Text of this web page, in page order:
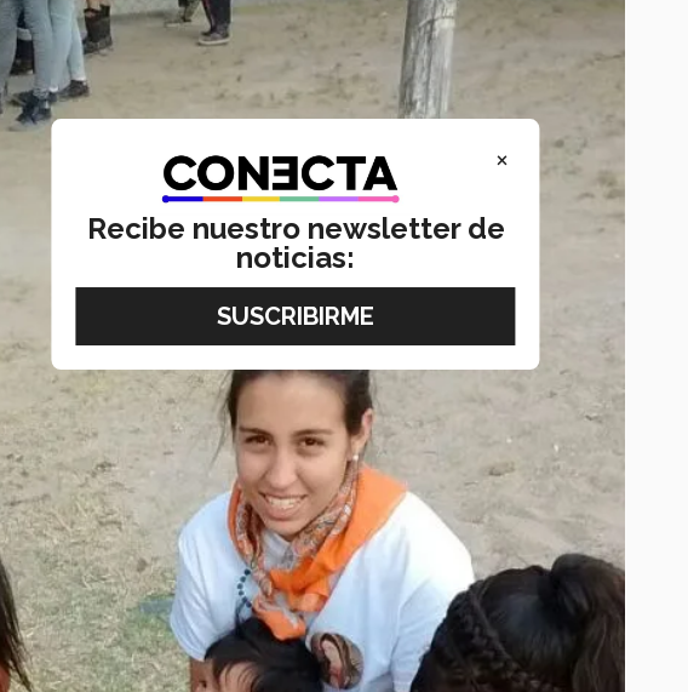
×
Recibe nuestro newsletter de
noticias: